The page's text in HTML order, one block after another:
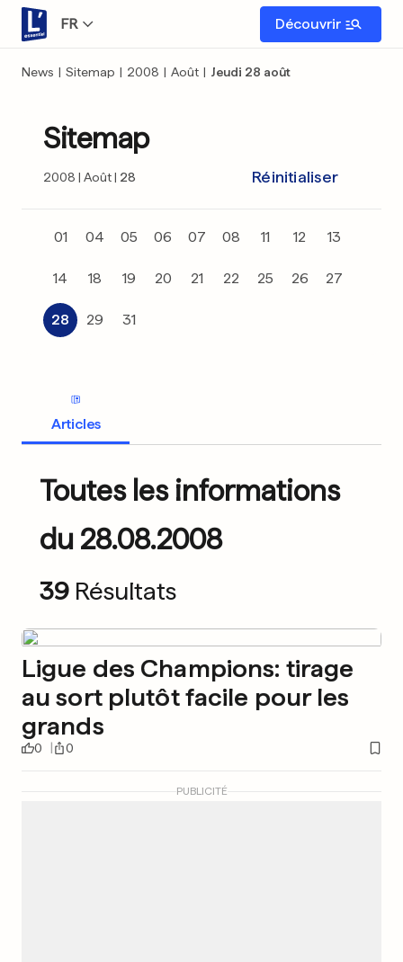
FR Découvrir
News | Sitemap | 2008 | Août | Jeudi 28 août
Sitemap
2008 Août 28 Réinitialiser
01 04 05 06 07 08 11 12 13
14 18 19 20 21 22 25 26 27
28 29 31
Articles
Toutes les informations
du 28.08.2008
39 Résultats
Ligue des Champions: tirage
au sort plutôt facile pour les
grands
0 0
PUBLICITÉ